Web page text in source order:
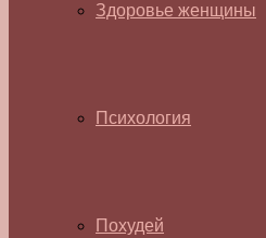
Здоровье женщины
Психология
Похудей